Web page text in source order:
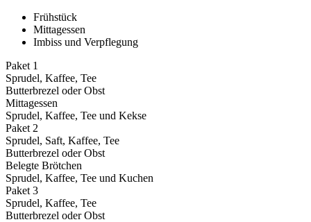
Frühstück
Mittagessen
Imbiss und Verpflegung
Paket 1
Sprudel, Kaffee, Tee
Butterbrezel oder Obst
Mittagessen
Sprudel, Kaffee, Tee und Kekse
Paket 2
Sprudel, Saft, Kaffee, Tee
Butterbrezel oder Obst
Belegte Brötchen
Sprudel, Kaffee, Tee und Kuchen
Paket 3
Sprudel, Kaffee, Tee
Butterbrezel oder Obst